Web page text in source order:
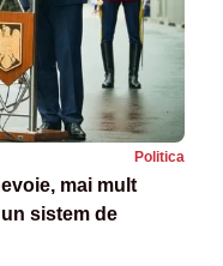
Politica
mai mult
sistem de